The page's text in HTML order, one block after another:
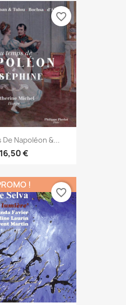
De Napoléon &...
16,50 €
favorite_border
!
favorite_border